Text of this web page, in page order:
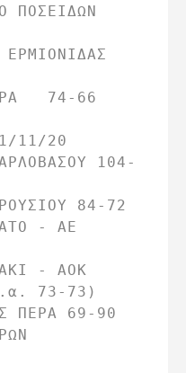
ΠΟΣΕΙΔΩΝ
74-66
11/20
104-
84-72
- ΑΕ
- ΑΟΚ
73-73)
ΠΕΡΑ 69-90